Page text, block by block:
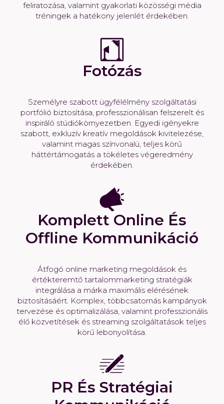
feliratozása, valamint gyakorlati közösségi média
tréningek a hatékony jelenlét érdekében.
Fotózás
Személyre szabott ügyfélélmény szolgáltatási
portfólió biztosítása, professzionálisan felszerelt és
inspiráló stúdiókörnyezetben. Egyedi igényekre
szabott, exkluzív kreatív megoldások kivitelezése,
valamint magas színvonalú, teljes körű
háttértámogatás a tökéletes végeredmény
érdekében.
Komplett Online És
Offline Kommunikáció
Átfogó online marketing megoldások és
értékteremtő tartalommarketing stratégiák
integrálása a márka maximális elérésének
biztosításáért. Komplex, többcsatornás kampányok
tervezése és optimalizálása, valamint professzionális
élő közvetítések és streaming szolgáltatások teljes
körű lebonyolítása.
PR És Stratégiai